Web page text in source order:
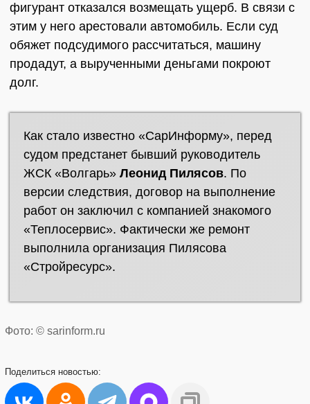
фигурант отказался возмещать ущерб. В связи с
этим у него арестовали автомобиль. Если суд
обяжет подсудимого рассчитаться, машину
продадут, а вырученными деньгами покроют
долг.
Как стало известно «СарИнформу», перед
судом предстанет бывший руководитель
ЖСК «Волгарь» Леонид Пилясов. По
версии следствия, договор на выполнение
работ он заключил с компанией знакомого
«Теплосервис». Фактически же ремонт
выполнила организация Пилясова
«Стройресурс».
Фото: © sarinform.ru
Поделиться новостью: